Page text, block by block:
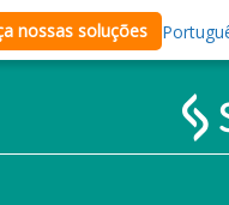
nossas soluções